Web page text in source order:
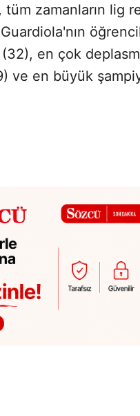
zamanların lig
en çok
ve en büyük